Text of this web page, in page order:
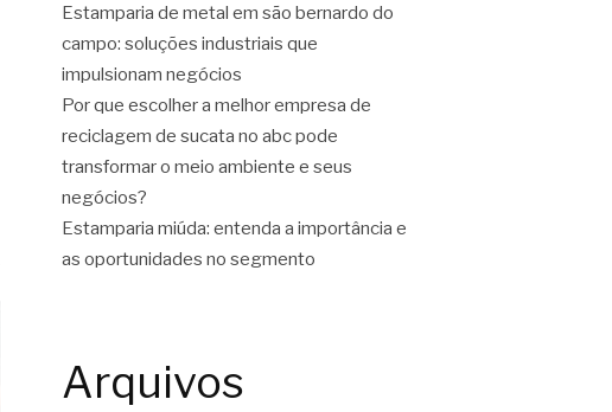
Estamparia de metal em são bernardo do
campo: soluções industriais que
impulsionam negócios
Por que escolher a melhor empresa de
reciclagem de sucata no abc pode
transformar o meio ambiente e seus
negócios?
Estamparia miúda: entenda a importância e
as oportunidades no segmento
Arquivos